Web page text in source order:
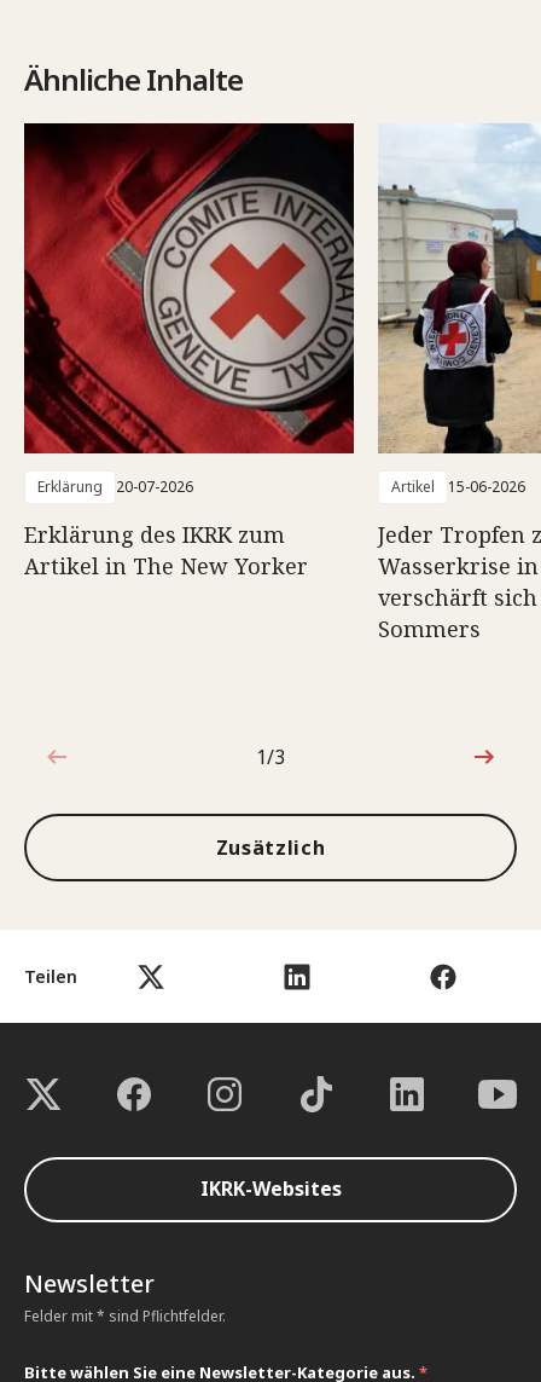
Teilen
Ähnliche Inhalte
Erklärung 20-07-2026
Erklärung des IKRK zum
Artikel in The New Yorker
Artikel 15-06-2026
Jeder Tropfen
Wasserkrise in
verschärft
Sommers
1von3
1/3
Zusätzlich
IKRK-Websites
Newsletter
Felder mit * sind Pflichtfelder.
Bitte wählen Sie eine Newsletter-Kategorie aus. *